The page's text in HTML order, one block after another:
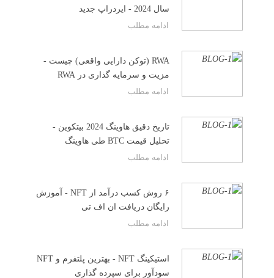
سال 2024 - ایردراپ جدید
ادامه مطلب
RWA (توکن دارایی واقعی) چیست -
مزیت و سرمایه گذاری در RWA
ادامه مطلب
تاریخ دقیق هاوینگ 2024 بیتکوین -
تحلیل قیمت BTC طی هاوینگ
ادامه مطلب
۶ روش کسب درآمد از NFT - آموزش
رایگان دریافت ان اف تی
ادامه مطلب
استیکینگ NFT - بهترین پلتفرم و NFT
سودآور برای سپرده گذاری